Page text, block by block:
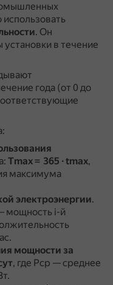
. Он
установки в течение
года (от 0 до
Тmax = 365 ∙ tmax,
максимума
электроэнергии.
мощность i-й
мощности за
, где Pср — среднее